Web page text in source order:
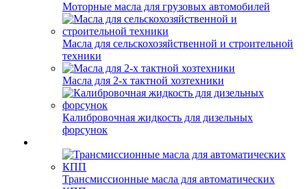
Моторные масла для грузовых автомобилей
Масла для сельскохозяйственной и строительной
техники
Масла для 2-х тактной хозтехники
Калибровочная жидкость для дизельных
форсунок
Трансмиссионные масла для автоматических